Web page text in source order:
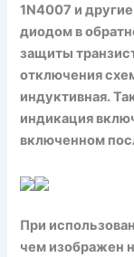
1N4007 и
диодом в
защиты
отключения
индуктивная.
индикация
включенном
При
чем изображен